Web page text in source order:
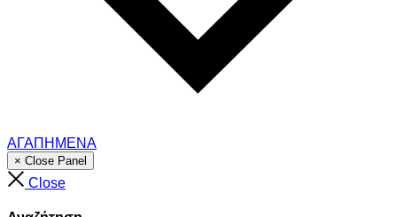
ΑΓΑΠΗΜΕΝΑ
× Close Panel
Close